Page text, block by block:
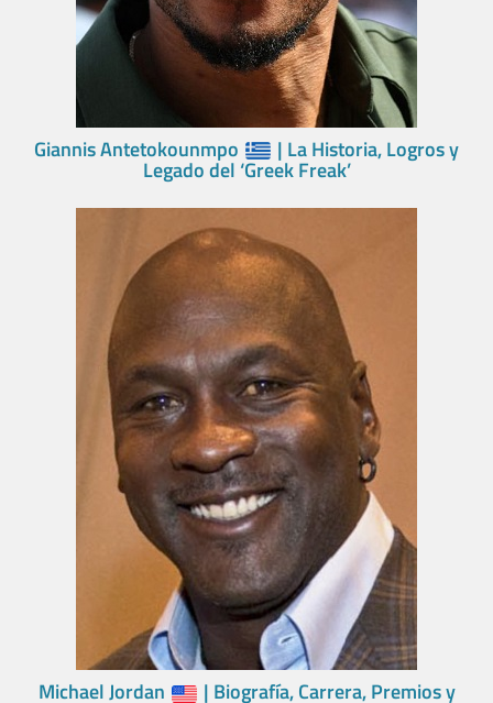
Giannis Antetokounmpo | La Historia, Logros y
Legado del ‘Greek Freak’
Michael Jordan | Biografía, Carrera, Premios y